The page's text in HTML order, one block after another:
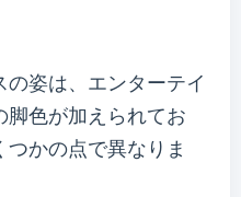
姿は、エンターテイ
脚色が加えられてお
つかの点で異なりま